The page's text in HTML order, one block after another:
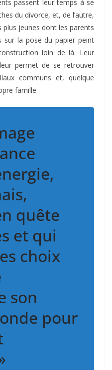
passent leur temps à se
du divorce, et, de l’autre,
jeunes dont les parents
sur la pose du papier peint
loin de là. Leur
permet de se retrouver
communs et, quelque
famille.
quête
et qui
choix
son
pour